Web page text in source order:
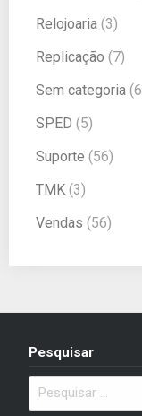
Relojoaria (3)
Replicação (7)
Sem categoria
SPED (5)
Suporte (56)
TMK (3)
Vendas (56)
Pesquisar